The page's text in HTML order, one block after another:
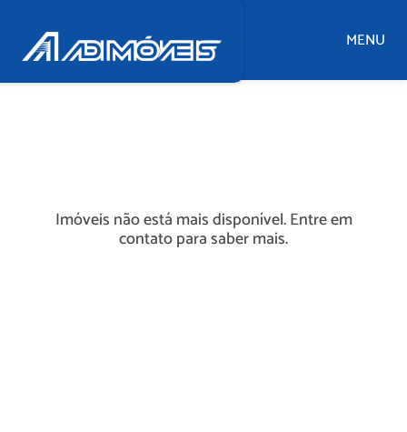
MENU
Imóveis não está mais disponível. Entre em
contato para saber mais.